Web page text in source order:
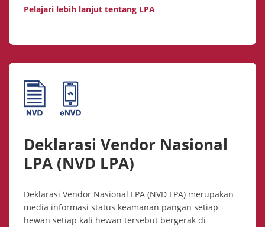
Pelajari lebih lanjut tentang LPA
Deklarasi Vendor Nasional
LPA (NVD LPA)
Deklarasi Vendor Nasional LPA (NVD LPA) merupakan
media informasi status keamanan pangan setiap
hewan setiap kali hewan tersebut bergerak di